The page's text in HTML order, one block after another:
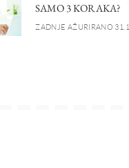
SAMO 3 KORAKA?
ZADNJE AŽURIRANO